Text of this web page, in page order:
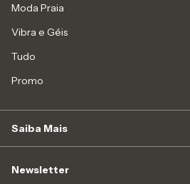
Moda Praia
Vibra e Géis
Tudo
Promo
Saiba Mais
Newsletter